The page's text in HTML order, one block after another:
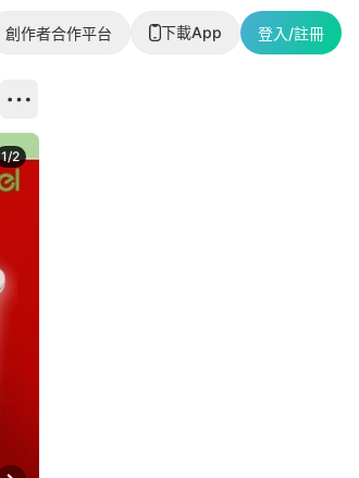
創作者合作平台 下載App 登入/註冊
1/2